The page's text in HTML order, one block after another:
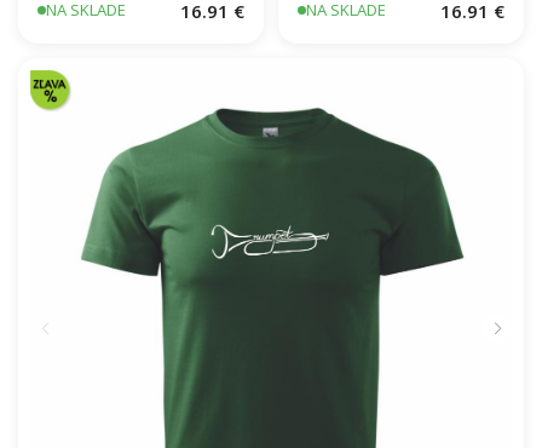
NA SKLADE 16.91 € NA SKLADE 16.91 €